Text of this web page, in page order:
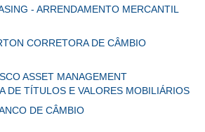
- ARRENDAMENTO MERCANTIL
CORRETORA DE CÂMBIO
ASSET MANAGEMENT
DE TÍTULOS E VALORES MOBILIÁRIOS
DE CÂMBIO